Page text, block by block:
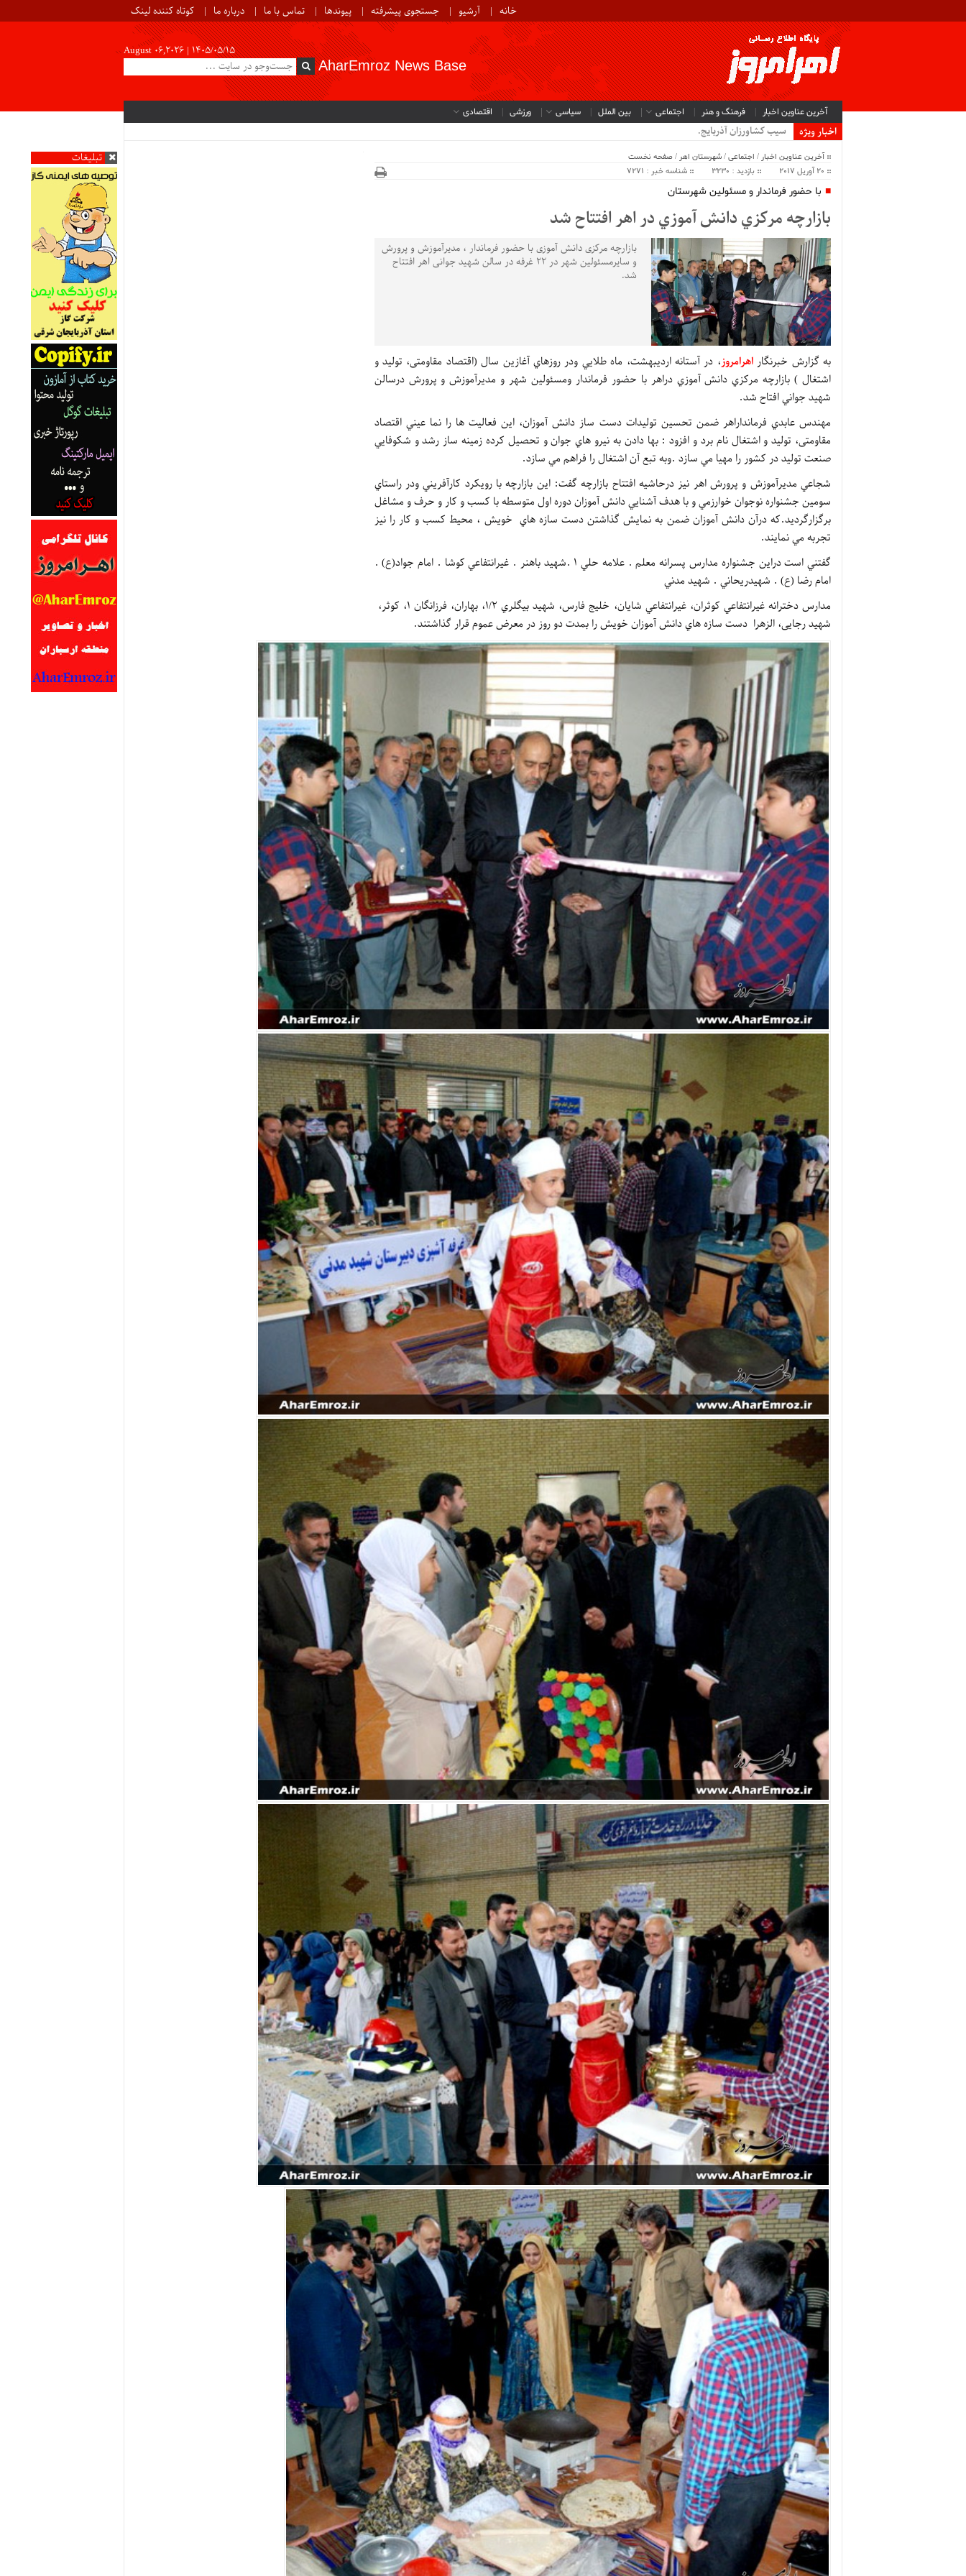
خانه آرشیو جستجوی پیشرفته پیوندها تماس با ما درباره ما کوتاه کننده لینک
August 06,2026 | ۱۴۰۵/۰۵/۱۵
AharEmroz News Base
آخرین عناوین اخبار فرهنگ و هنر اجتماعی بین الملل سیاسی ورزشی اقتصادی
اخبار ویژه
سیب کشاورزان آذربایجان شرقی و غربی روی دست کشاورزان مان_
تبلیغات
آخرین عناوین اخبار / اجتماعی/شهرستان اهر /صفحه نخست
20 آوریل 2017
بازدید : 3230 شناسه خبر : 7271
با حضور فرماندار و مسئولين شهرستان
بازارچه مركزي دانش آموزي در اهر افتتاح شد
بازارچه مركزی دانش آموزی با حضور فرماندار ، مديرآموزش و پرورش
و سايرمسئولين شهر در 22 غرفه در سالن شهيد جوانی اهر افتتاح
شد.
به گزارش خبرنگاراهرامروز، در آستانه ارديبهشت، ماه طلايي ودر روزهاي آغازين سال (اقتصاد مقاومتی، توليد و
اشتغال ) بازارچه مركزي دانش آموزي دراهر با حضور فرماندار ومسئولين شهر و مديرآموزش و پرورش درسالن
شهيد جواني افتاح شد.
مهندس عابدي فرمانداراهر ضمن تحسين توليدات دست ساز دانش آموزان، اين فعاليت ها را نما عيني اقتصاد
مقاومتی، توليد و اشتغال نام برد و افزود : بها دادن به نيرو هاي جوان و تحصيل كرده زمينه ساز رشد و شكوفايي
صنعت توليد در كشور را مهيا مي سازد .وبه تبع آن اشتغال را فراهم مي سازد.
شجاعي مديرآموزش و پرورش اهر نيز درحاشيه افتتاح بازارچه گفت: اين بازارچه با رويكرد كارآفريني ودر راستاي
سومين جشنواره نوجوان خوارزمي و با هدف آشنايي دانش آموزان دوره اول متوسطه با كسب و كار و حرف و مشاغل
برگزارگرديد.كه درآن دانش آموزان ضمن به نمايش گذاشتن دست سازه هاي خويش ، محيط كسب و كار را نيز
تجربه مي نمايند.
گفتني است دراين جشنواره مدارس پسرانه معلم . علامه حلي 1 .شهيد باهنر . غيرانتفاعي كوشا . امام جواد(ع) .
امام رضا (ع) . شهيدريحاني . شهيد مدني
مدارس دخترانه غيرانتفاعي كوثران، غيرانتفاعي شايان، خليج فارس، شهيد بيگلري 1/2، بهاران، فرزانگان 1، كوثر،
شهيد رجايی، الزهرا دست سازه هاي دانش آموزان خويش را بمدت دو روز در معرض عموم قرار گذاشتند.